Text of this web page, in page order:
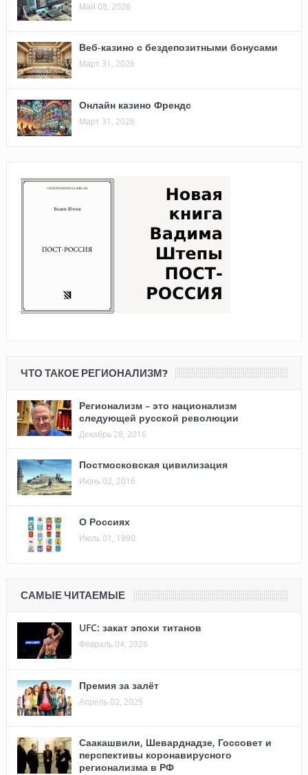
Май 08, 2026
Веб-казино с бездепозитными бонусами
Март 31, 2026
Онлайн казино Френдс
Март 31, 2026
ЧТО ТАКОЕ РЕГИОНАЛИЗМ?
Регионализм – это национализм
следующей русской революции
Декабрь 28, 2016
Постмосковская цивилизация
Июнь 02, 2016
О Россиях
Июль 01, 1990
САМЫЕ ЧИТАЕМЫЕ
UFC: закат эпохи титанов
Февраль 04, 2026
Премия за залёт
Апрель 02, 2025
Саакашвили, Шеварднадзе, Госсовет и
перспективы коронавирусного
регионализма в РФ